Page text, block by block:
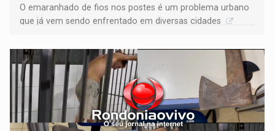
O emaranhado de fios nos postes é um problema urbano
que já vem sendo enfrentado em diversas cidades